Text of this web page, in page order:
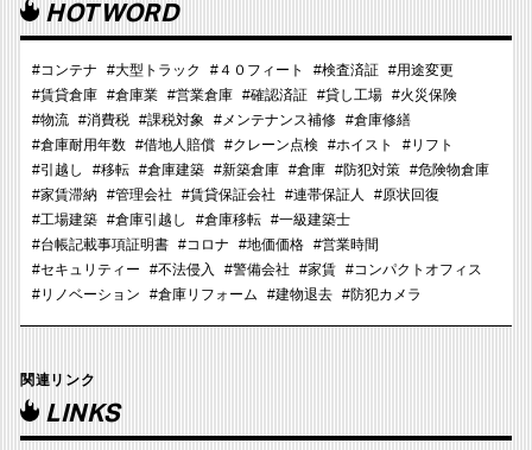
HOTWORD
#コンテナ #大型トラック #４０フィート #検査済証 #用途変更
#賃貸倉庫 #倉庫業 #営業倉庫 #確認済証 #貸し工場 #火災保険
#物流 #消費税 #課税対象 #メンテナンス補修 #倉庫修繕
#倉庫耐用年数 #借地人賠償 #クレーン点検 #ホイスト
#リフト
#引越し
#移転 #倉庫建築 #新築倉庫 #倉庫 #防犯対策 #危険物倉庫
#家賃滞納 #管理会社 #賃貸保証会社 #連帯保証人
#原状回復
#工場建築 #倉庫引越し #倉庫移転 #一級建築士
#台帳記載事項証明書 #コロナ #地価価格 #営業時間
#セキュリティー
#不法侵入 #警備会社 #家賃 #コンパクトオフィス
#リノベーション
#倉庫リフォーム #建物退去 #防犯カメラ
関連リンク
LINKS